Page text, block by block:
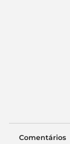
Comentários